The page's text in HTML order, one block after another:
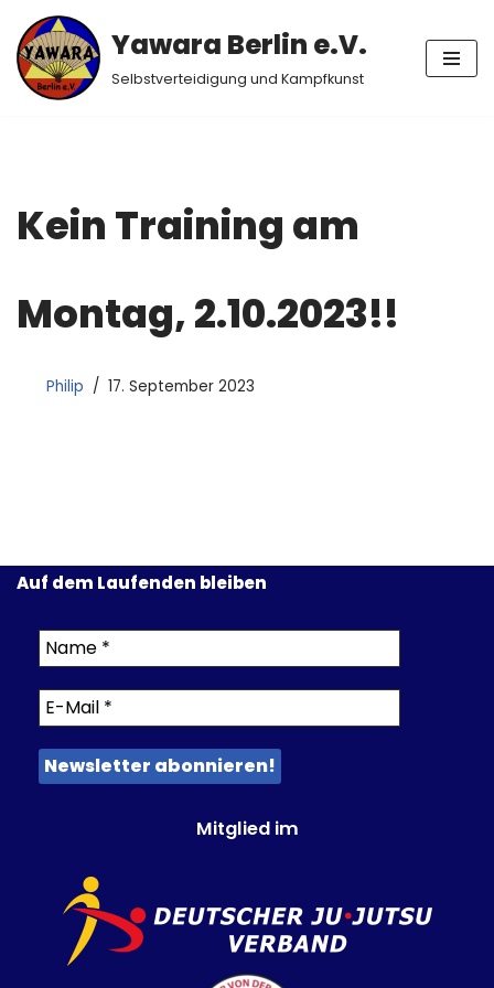
Zum
Inhalt
Yawara Berlin e.V.
Selbstverteidigung und Kampfkunst
Kein Training am
Montag, 2.10.2023!!
Philip 17. September 2023
Auf dem Laufenden bleiben
Mitglied im